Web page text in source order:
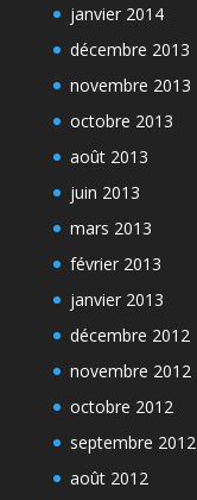
janvier 2014
décembre 2013
novembre 2013
octobre 2013
août 2013
juin 2013
mars 2013
février 2013
janvier 2013
décembre 2012
novembre 2012
octobre 2012
septembre 2012
août 2012